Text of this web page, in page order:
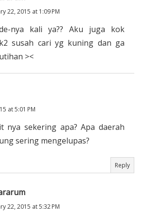
22, 2015 at 1:09 PM
nya kali ya?? Aku juga kok
susah cari yg kuning dan ga
><
at 5:01 PM
nya sekering apa? Apa daerah
sering mengelupas?
Reply
22, 2015 at 5:32 PM